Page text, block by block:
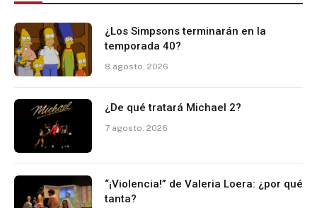
¿Los Simpsons terminarán en la
temporada 40?
8 agosto, 2026
¿De qué tratará Michael 2?
7 agosto, 2026
“¡Violencia!” de Valeria Loera: ¿por qué
tanta?